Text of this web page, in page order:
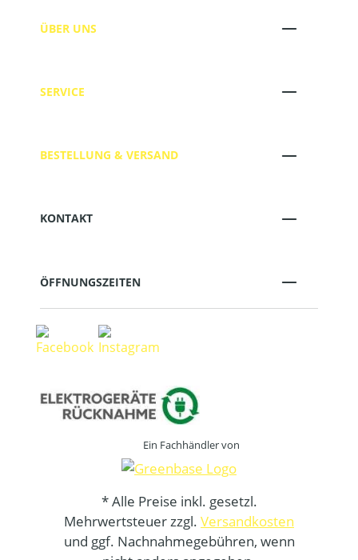
ÜBER UNS
SERVICE
BESTELLUNG & VERSAND
KONTAKT
ÖFFNUNGSZEITEN
Ein Fachhändler von
* Alle Preise inkl. gesetzl.
Mehrwertsteuer zzgl. Versandkosten
und ggf. Nachnahmegebühren, wenn